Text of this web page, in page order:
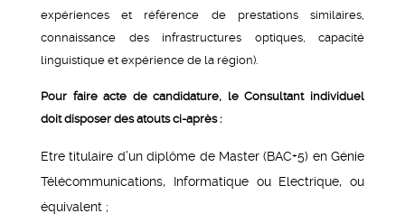
expériences et référence de prestations similaires,
connaissance des infrastructures optiques, capacité
linguistique et expérience de la région).
Pour faire acte de candidature, le Consultant individuel
doit disposer des atouts ci-après :
Etre titulaire d’un diplôme de Master (BAC+5) en Génie
Télécommunications, Informatique ou Electrique, ou
équivalent ;